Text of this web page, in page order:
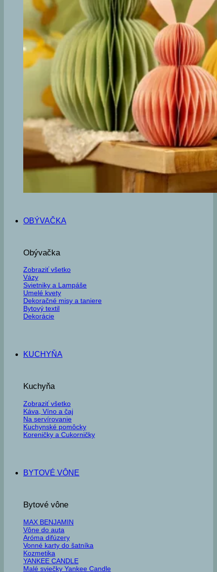
OBÝVAČKA
Obývačka
Zobraziť všetko
Vázy
Svietniky a Lampáše
Umelé kvety
Dekoračné misy a taniere
Bytový textil
Dekorácie
KUCHYŇA
Kuchyňa
Zobraziť všetko
Káva, Víno a čaj
Na servírovanie
Kuchynské pomôcky
Koreničky a Cukorničky
BYTOVÉ VÔNE
Bytové vône
MAX BENJAMIN
Vône do auta
Aróma difúzery
Vonné karty do šatníka
Kozmetika
YANKEE CANDLE
Malé sviečky Yankee Candle